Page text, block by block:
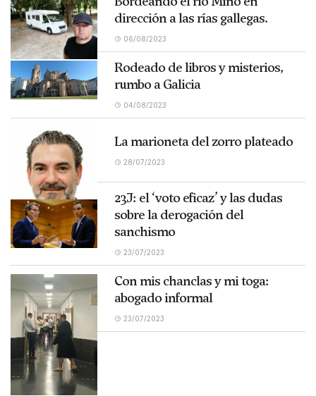
dirección a las rías gallegas.
06/08/2023
Rodeado de libros y misterios,
rumbo a Galicia
04/08/2023
La marioneta del zorro plateado
28/07/2023
23J: el ‘voto eficaz’ y las dudas
sobre la derogación del
sanchismo
23/07/2023
Con mis chanclas y mi toga:
abogado informal
23/07/2023